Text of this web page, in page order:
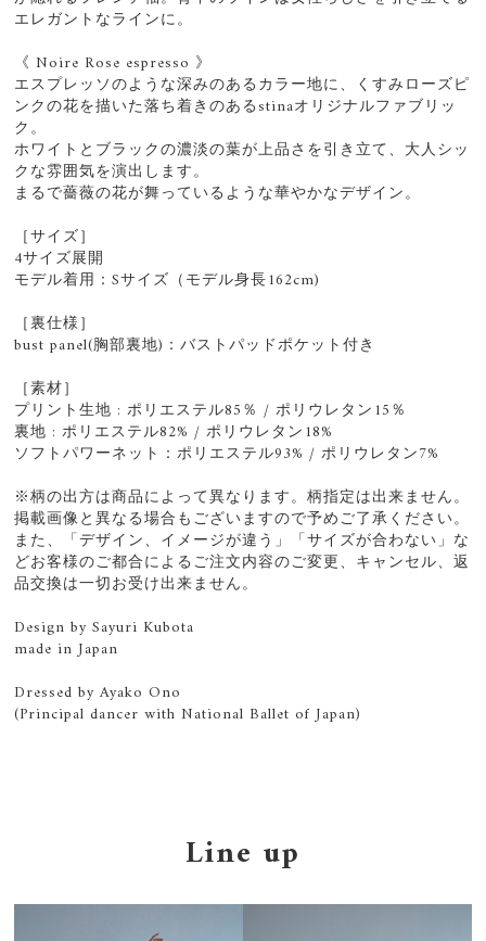
エレガントなラインに。
《 Noire Rose espresso 》
エスプレッソのような深みのあるカラー地に、くすみローズピ
ンクの花を描いた落ち着きのあるstinaオリジナルファブリッ
ク。
ホワイトとブラックの濃淡の葉が上品さを引き立て、大人シッ
クな雰囲気を演出します。
まるで薔薇の花が舞っているような華やかなデザイン。
［サイズ］
4サイズ展開
モデル着用：Sサイズ（モデル身長162cm)
［裏仕様］
bust panel(胸部裏地)：バストパッドポケット付き
［素材］
プリント生地 : ポリエステル85％ / ポリウレタン15％
裏地 : ポリエステル82% / ポリウレタン18%
ソフトパワーネット：ポリエステル93% / ポリウレタン7%
※柄の出方は商品によって異なります。柄指定は出来ません。
掲載画像と異なる場合もございますので予めご了承ください。
また、「デザイン、イメージが違う」「サイズが合わない」な
どお客様のご都合によるご注文内容のご変更、キャンセル、返
品交換は一切お受け出来ません。
Design by Sayuri Kubota
made in Japan
Dressed by Ayako Ono
(Principal dancer with National Ballet of Japan)
Line up